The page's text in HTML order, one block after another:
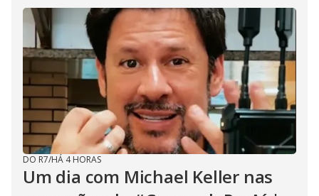
DO R7/HÁ 4 HORAS
Um dia com Michael Keller nas